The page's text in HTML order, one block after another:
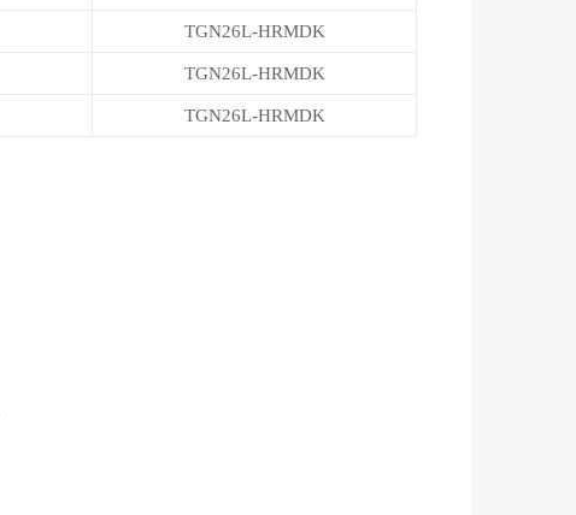
TGN26L-HRMDK
TGN26L-HRMDK
TGN26L-HRMDK